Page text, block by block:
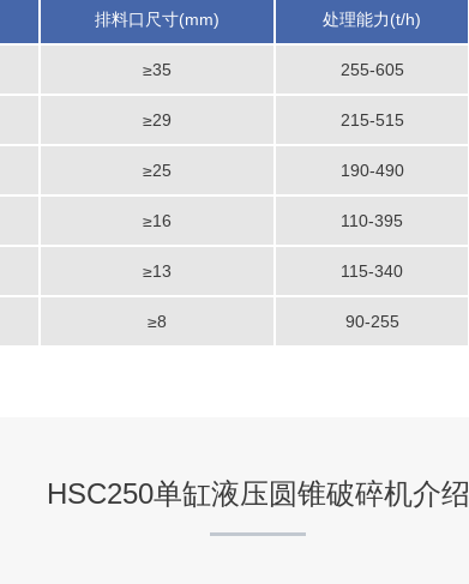
排料口尺寸(mm) 处理能力(t/h)
≥35 255-605
≥29 215-515
≥25 190-490
≥16 110-395
≥13 115-340
≥8 90-255
HSC250单缸液压圆锥破碎机介绍